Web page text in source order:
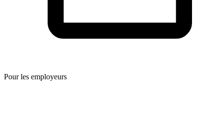
Pour les employeurs